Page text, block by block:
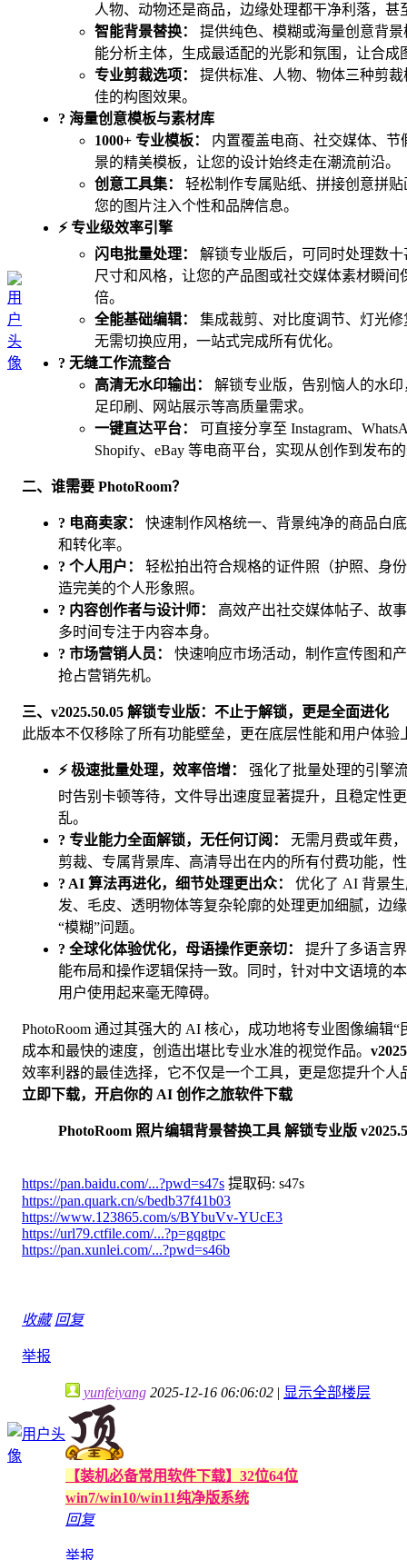
人物、动物还是商品，边缘处理都干净利落，
智能背景替换：
提供纯色、模糊或海量创意背
能分析主体，生成最适配的光影和氛围，让合成
专业剪裁选项：
提供标准、人物、物体三种剪
佳的构图效果。
? 海量创意模板与素材库
1000+ 专业模板：
内置覆盖电商、社交媒体、
景的精美模板，让您的设计始终走在潮流前沿。
创意工具集：
轻松制作专属贴纸、拼接创意拼
您的图片注入个性和品牌信息。
⚡️ 专业级效率引擎
闪电批量处理：
解锁专业版后，可同时处理数
尺寸和风格，让您的产品图或社交媒体素材瞬
倍。
全能基础编辑：
集成裁剪、对比度调节、灯光
无需切换应用，一站式完成所有优化。
? 无缝工作流整合
高清无水印输出：
解锁专业版，告别恼人的水
足印刷、网站展示等高质量需求。
一键直达平台：
可直接分享至 Instagram、
Shopify、eBay 等电商平台，实现从创作到发布
二、谁需要 PhotoRoom？
? 电商卖家：
快速制作风格统一、背景纯净的商品白
和转化率。
? 个人用户：
轻松拍出符合规格的证件照（护照、身
造完美的个人形象照。
? 内容创作者与设计师：
高效产出社交媒体帖子、故
多时间专注于内容本身。
? 市场营销人员：
快速响应市场活动，制作宣传图和
抢占营销先机。
三、v2025.50.05 解锁专业版：不止于解锁，更是全面进化
此版本不仅移除了所有功能壁垒，更在底层性能和用户体验
⚡️ 极速批量处理，效率倍增：
强化了批量处理的引擎
时告别卡顿等待，文件导出速度显著提升，且稳定性
乱。
? 专业能力全面解锁，无任何订阅：
无需月费或年费
剪裁、专属背景库、高清导出在内的所有付费功能，
? AI 算法再进化，细节处理更出众：
优化了 AI 背景
发、毛皮、透明物体等复杂轮廓的处理更加细腻，边
“模糊”问题。
? 全球化体验优化，母语操作更亲切：
提升了多语言
能布局和操作逻辑保持一致。同时，针对中文语境的
用户使用起来毫无障碍。
PhotoRoom 通过其强大的 AI 核心，成功地将专业图像编辑
成本和最快的速度，创造出堪比专业水准的视觉作品。
效率利器的最佳选择，它不仅是一个工具，更是您提升个人
立即下载，开启你的 AI 创作之旅软件下载
PhotoRoom 照片编辑背景替换工具 解锁专业版
https://pan.baidu.com/...?pwd=s47s 提取码: s47s
https://pan.quark.cn/s/bedb37f41b03
https://www.123865.com/s/BYbuVv-YUcE3
https://url79.ctfile.com/...?p=gqgtpc
https://pan.xunlei.com/...?pwd=s46b
收藏 回复
举报
yunfeiyang 2025-12-16 06:06:02 | 显示全部楼层
【装机必备常用软件下载】32位64位
win7/win10/win11纯净版系统
回复
举报